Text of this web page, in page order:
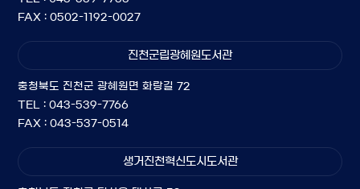
FAX : 0502-1192-0027
진천군립광혜원도서관
충청북도 진천군 광혜원면 화랑길 72
TEL : 043-539-7766
FAX : 043-537-0514
생거진천혁신도시도서관